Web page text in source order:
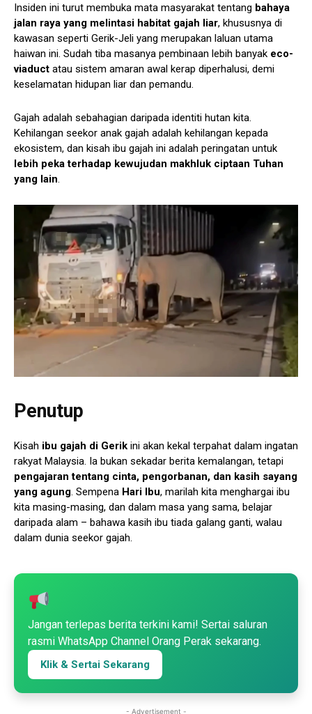
Insiden ini turut membuka mata masyarakat tentang bahaya
jalan raya yang melintasi habitat gajah liar, khususnya di
kawasan seperti Gerik-Jeli yang merupakan laluan utama
haiwan ini. Sudah tiba masanya pembinaan lebih banyak eco-
viaduct atau sistem amaran awal kerap diperhalusi, demi
keselamatan hidupan liar dan pemandu.
Gajah adalah sebahagian daripada identiti hutan kita.
Kehilangan seekor anak gajah adalah kehilangan kepada
ekosistem, dan kisah ibu gajah ini adalah peringatan untuk
lebih peka terhadap kewujudan makhluk ciptaan Tuhan
yang lain.
Penutup
Kisah ibu gajah di Gerik ini akan kekal terpahat dalam ingatan
rakyat Malaysia. Ia bukan sekadar berita kemalangan, tetapi
pengajaran tentang cinta, pengorbanan, dan kasih sayang
yang agung. Sempena Hari Ibu, marilah kita menghargai ibu
kita masing-masing, dan dalam masa yang sama, belajar
daripada alam – bahawa kasih ibu tiada galang ganti, walau
dalam dunia seekor gajah.
Jangan terlepas berita terkini kami! Sertai saluran
rasmi WhatsApp Channel Orang Perak sekarang.
Klik & Sertai Sekarang
- Advertisement -